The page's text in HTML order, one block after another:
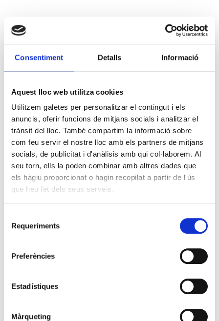
Consentiment Detalls Informació
Aquest lloc web utilitza cookies
Utilitzem galetes per personalitzar el contingut i els
anuncis, oferir funcions de mitjans socials i analitzar el
trànsit del lloc. També compartim la informació sobre
com feu servir el nostre lloc amb els partners de mitjans
socials, de publicitat i d'anàlisis amb qui col·laborem. Al
seu torn, ells la poden combinar amb altres dades que
els hàgiu proporcionat o hagin recopilat a partir de l'ús
que heu fet dels seus serveis.
Requeriments
Preferències
Estadístiques
Màrqueting